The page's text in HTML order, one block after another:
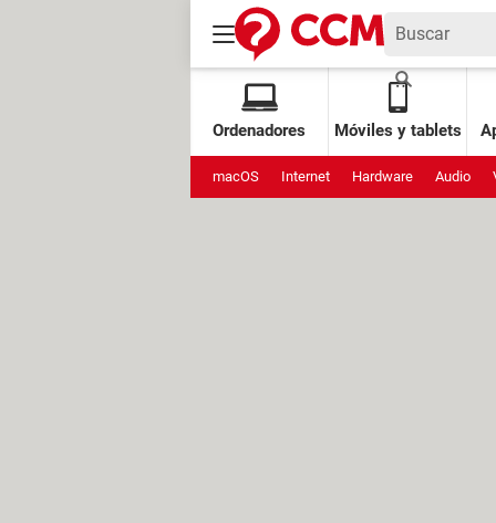
Ordenadores Móviles y tablets
macOS Internet Hardware Audio